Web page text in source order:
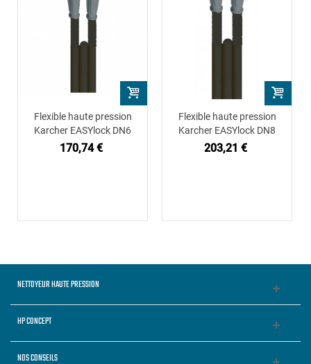
Flexible haute pression
Karcher EASYlock DN6
170,74 €
Flexible haute pression
Karcher EASYlock DN8
203,21 €
NETTOYEUR HAUTE PRESSION
HP CONCEPT
NOS CONSEILS